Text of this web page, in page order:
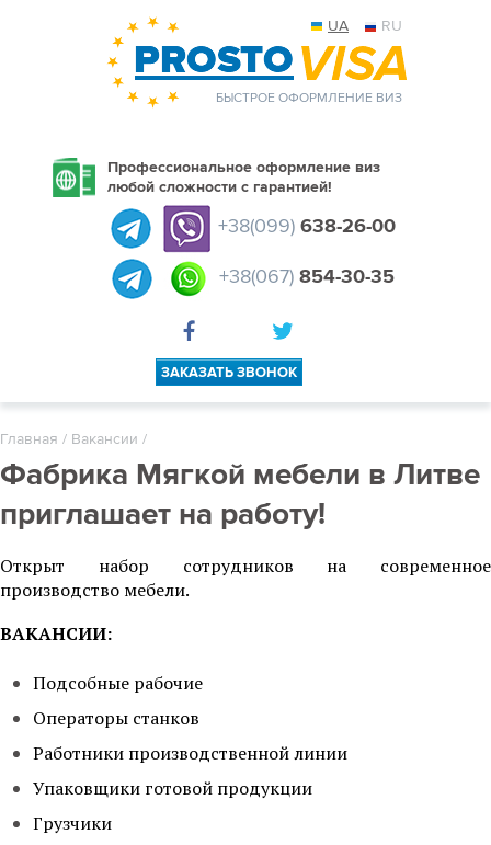
UA RU
БЫСТРОЕ ОФОРМЛЕНИЕ ВИЗ
Профессиональное оформление виз
любой сложности с гарантией!
+38(099) 638-26-00
+38(067) 854-30-35
ЗАКАЗАТЬ ЗВОНОК
Главная / Вакансии /
Фабрика Мягкой мебели в Литве
приглашает на работу!
Открыт набор сотрудников на современное
производство мебели.
ВАКАНСИИ: ​
Подсобные рабочие
Операторы станков
Работники производственной линии
Упаковщики готовой продукции
Грузчики